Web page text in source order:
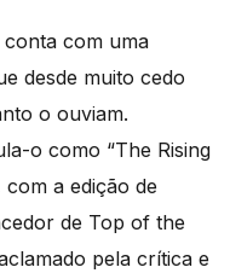
conta com uma
desde muito cedo
o ouviam.
o como “The Rising
com a edição de
de Top of the
pela crítica e